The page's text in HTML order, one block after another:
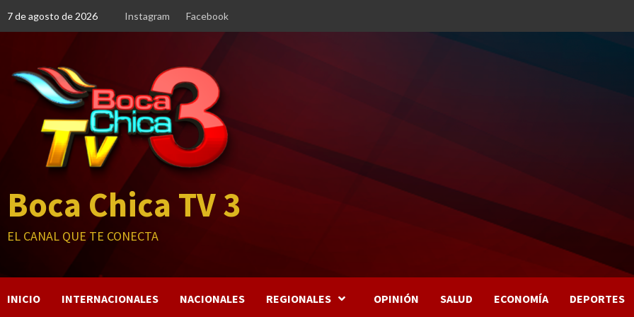
7 de agosto de 2026 Instagram Facebook
Boca Chica TV 3
EL CANAL QUE TE CONECTA
INICIO INTERNACIONALES NACIONALES REGIONALES OPINIÓN SALUD ECONOMÍA DEPORTES